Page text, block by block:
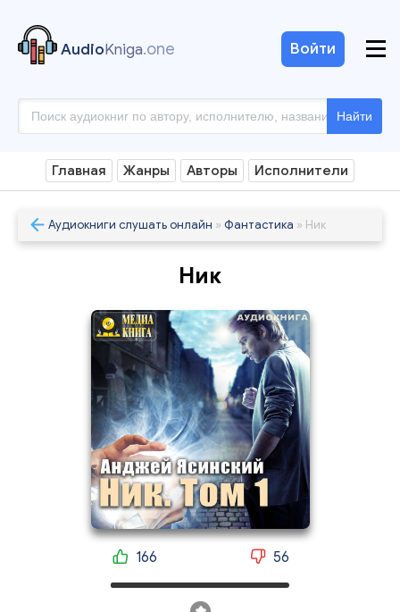
AudioKniga.one
Найти
Войти
Главная Жанры Авторы Исполнители
Аудиокниги слушать онлайн » Фантастика » Ник
Ник
166 56